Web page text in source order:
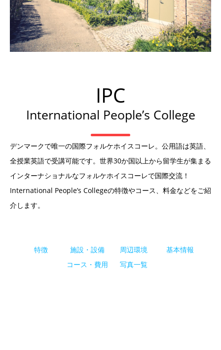
IPC
International People’s College
デンマークで唯一の国際フォルケホイスコーレ。公用語は英語、
全授業英語で受講可能です。世界30か国以上から留学生が集まる
インターナショナルなフォルケホイスコーレで国際交流！
International People’s Collegeの特徴やコース、料金などをご紹
介します。
特徴 施設・設備 周辺環境
基本情報
コース・費用
写真一覧